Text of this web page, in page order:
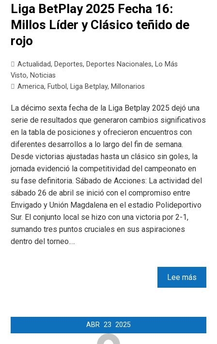
Liga BetPlay 2025 Fecha 16:
Millos Líder y Clásico teñido de
rojo
Actualidad, Deportes, Deportes Nacionales, Lo Más
Visto, Noticias
America, Futbol, Liga Betplay, Millonarios
La décimo sexta fecha de la Liga Betplay 2025 dejó una
serie de resultados que generaron cambios significativos
en la tabla de posiciones y ofrecieron encuentros con
diferentes desarrollos a lo largo del fin de semana.
Desde victorias ajustadas hasta un clásico sin goles, la
jornada evidenció la competitividad del campeonato en
su fase definitoria. Sábado de Acciones: La actividad del
sábado 26 de abril se inició con el compromiso entre
Envigado y Unión Magdalena en el estadio Polideportivo
Sur. El conjunto local se hizo con una victoria por 2-1,
sumando tres puntos cruciales en sus aspiraciones
dentro del torneo.…
Lee más
ABR 23 2025